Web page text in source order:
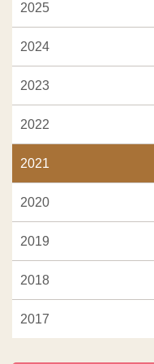
2025
2024
2023
2022
2021
2020
2019
2018
2017